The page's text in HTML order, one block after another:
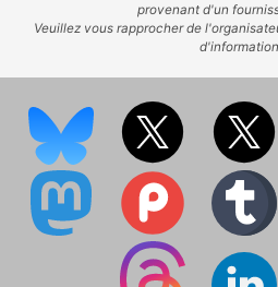
provenant d'un
Veuillez vous rapprocher de